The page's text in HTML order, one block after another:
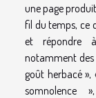
une page
fil du temps, ce
et répondre à
notamment des
goût herbacé
somnolence